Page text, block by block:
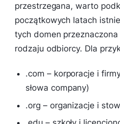
przestrzegana, warto
początkowych latach
tych domen
rodzaju odbiorcy. Dla
.com – korporacje i
słowa company)
.org – organizacje i